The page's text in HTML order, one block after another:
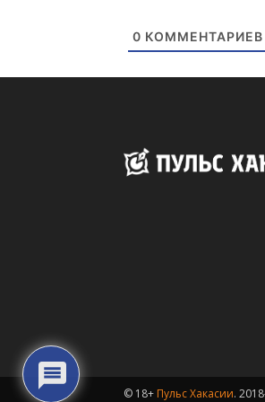
0 КОММЕНТАРИЕВ
© 18+ Пульс Хакасии.